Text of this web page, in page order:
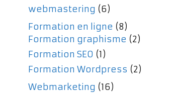
webmastering (6)
Formation en ligne (8)
Formation graphisme (2)
Formation SEO (1)
Formation Wordpress (2)
Webmarketing (16)